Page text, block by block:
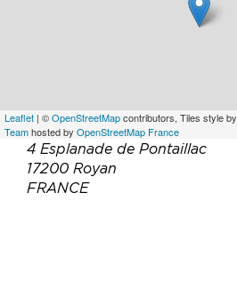
Leaflet | ©OpenStreetMapcontributors, Tiles style by
Teamhosted by OpenStreetMap France
4 Esplanade de Pontaillac
17200 Royan
FRANCE